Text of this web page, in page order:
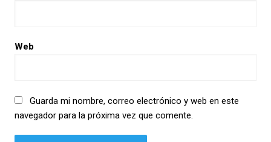
Web
Guarda mi nombre, correo electrónico y web en este
navegador para la próxima vez que comente.